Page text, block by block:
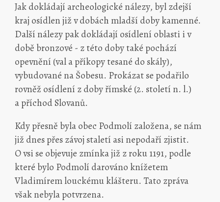
Jak dokládají archeologické nálezy, byl zdejší
kraj osídlen již v dobách mladší doby kamenné.
Další nálezy pak dokládají osídlení oblasti i v
době bronzové - z této doby také pochází
opevnění (val a příkopy tesané do skály),
vybudované na Šobesu. Prokázat se podařilo
rovněž osídlení z doby římské (2. století n. l.)
a příchod Slovanů.
Kdy přesně byla obec Podmolí založena, se nám
již dnes přes závoj staletí asi nepodaří zjistit.
O vsi se objevuje zmínka již z roku 1191, podle
které bylo Podmolí darováno knížetem
Vladimírem louckému klášteru. Tato zpráva
však nebyla potvrzena.